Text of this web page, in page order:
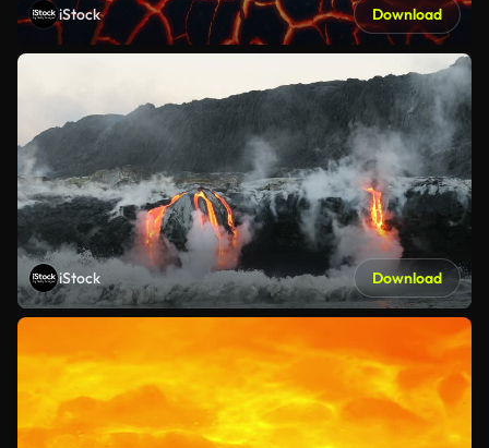
iStock Download
iStock Download